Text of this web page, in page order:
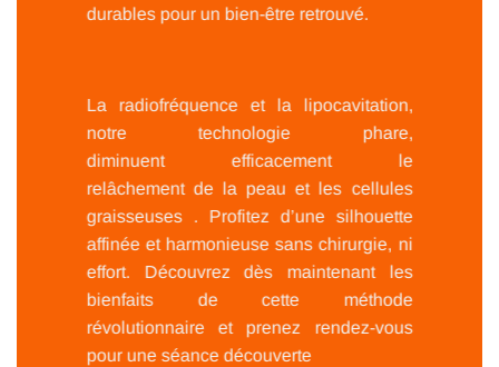
durables pour un bien-être retrouvé.
La radiofréquence et la lipocavitation,
notre technologie phare,
diminuent efficacement le
relâchement de la peau et les cellules
graisseuses . Profitez d’une silhouette
affinée et harmonieuse sans chirurgie, ni
effort. Découvrez dès maintenant les
bienfaits de cette méthode
révolutionnaire et prenez rendez-vous
pour une séance découverte